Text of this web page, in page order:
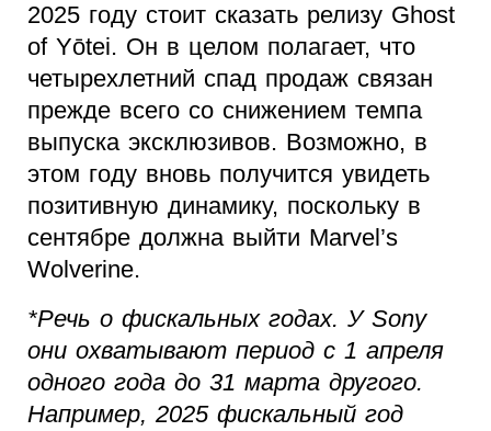
2025 году стоит сказать релизу Ghost
of Yōtei. Он в целом полагает, что
четырехлетний спад продаж связан
прежде всего со снижением темпа
выпуска эксклюзивов. Возможно, в
этом году вновь получится увидеть
позитивную динамику, поскольку в
сентябре должна выйти Marvel’s
Wolverine.
*Речь о фискальных годах. У Sony
они охватывают период с 1 апреля
одного года до 31 марта другого.
Например, 2025 фискальный год